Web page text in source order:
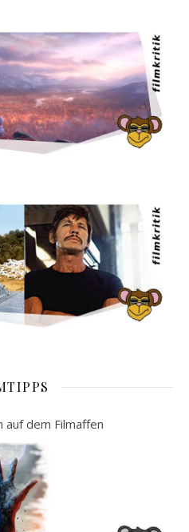
dem Filmaffen